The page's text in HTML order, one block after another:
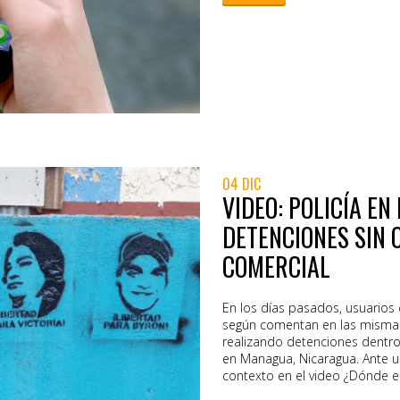
04 DIC
VIDEO: POLICÍA
DETENCIONES SIN
COMERCIAL
En los días pasados,
según comentan en las
realizando detenciones
en Managua, Nicaragua. Ante
contexto en el video ¿Dónde